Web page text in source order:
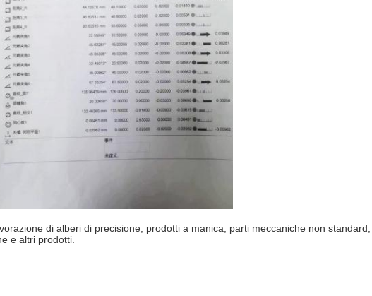
di alberi di precisione, prodotti a manica, parti meccaniche non
e altri prodotti.